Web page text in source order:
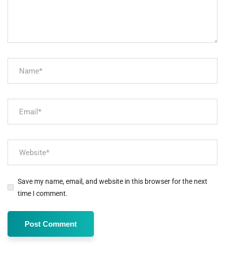
Save my name, email, and website in this browser for the next
time I comment.